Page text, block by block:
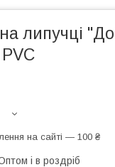
липучці
на сайті — 100 ₴
і в роздріб